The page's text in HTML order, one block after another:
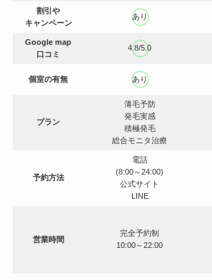
割引や
キャンペーン
あり
Google map
口コミ
4.8/5.0
個室の有無 あり
プラン
薄毛予防
発毛実感
積極発毛
総合モニタ治療
予約方法
電話
(8:00～24:00)
公式サイト
LINE
営業時間
完全予約制
10:00～22:00